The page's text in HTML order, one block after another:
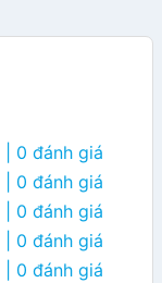
| 0 đánh giá
| 0 đánh giá
| 0 đánh giá
| 0 đánh giá
| 0 đánh giá